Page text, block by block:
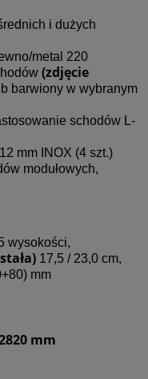
i dużych
metal 220
(zdjęcie
barwiony w wybranym
schodów L-
mm INOX (4 szt.)
modułowych,
wysokości,
17,5 / 23,0 cm,
mm
mm